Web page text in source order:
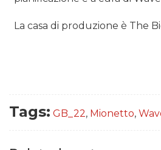
La casa di produzione è The
Tags: GB_22, Mionetto,